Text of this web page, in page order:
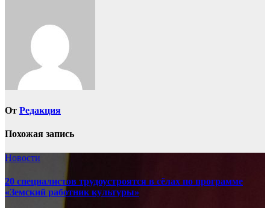
От Редакция
Похожая запись
Новости
20 специалистов трудоустроятся в сёлах по программе
«Земский работник культуры»